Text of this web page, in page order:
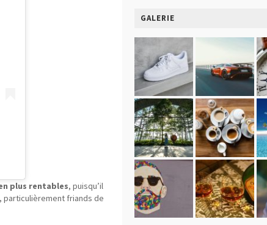
plus rentables, puisqu’il
particulièrement friands de
GALERIE